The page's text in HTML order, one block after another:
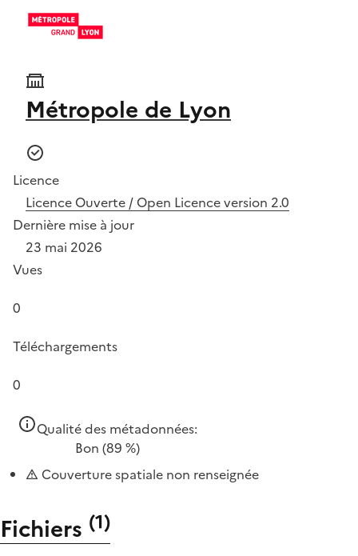
Métropole de Lyon
Licence
Licence Ouverte / Open Licence version 2.0
Dernière mise à jour
23 mai 2026
Vues
0
Téléchargements
0
Qualité des métadonnées:
Bon (89 %)
Couverture spatiale non renseignée
Fichiers (1)